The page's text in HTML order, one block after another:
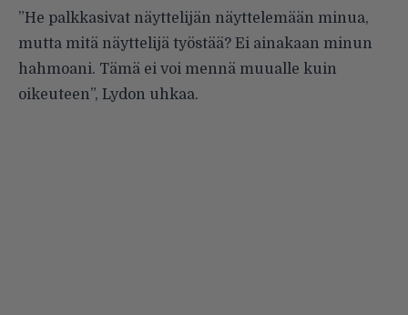
”He palkkasivat näyttelijän näyttelemään minua,
mutta mitä näyttelijä työstää? Ei ainakaan minun
hahmoani. Tämä ei voi mennä muualle kuin
oikeuteen”, Lydon uhkaa.